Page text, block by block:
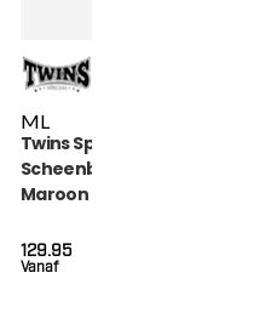
ML
Twins Special
Scheenbeschermers
Maroon (SGL 7
Vanaf
129.95